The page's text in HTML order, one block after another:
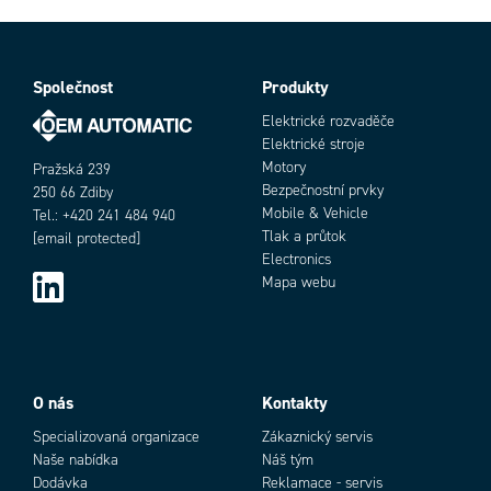
Shoda s normami PED, REACH, RoHS
Tlakový rozsah max.
Tlakový rozsah min.
Typ závitu Paralelní
Objednací číslo
Společnost
Pražská 239
250 66 Zdiby
Tel.: +420 241 484 940
[email protected]
Produkty
Elektrické rozvaděče
Elektrické stroje
Motory
Bezpečnostní prvky
Mobile & Vehicle
Tlak a průtok
Electronics
Mapa webu
O nás
Specializovaná organizace
Naše nabídka
Dodávka
Kontakty
Zákaznický servis
Náš tým
Reklamace - servis